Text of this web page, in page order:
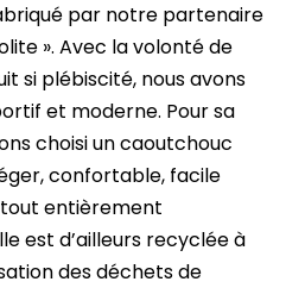
par notre partenaire
». Avec la volonté de
si plébiscité, nous avons
et moderne. Pour sa
choisi un caoutchouc
confortable, facile
entièrement
est d’ailleurs recyclée à
des déchets de